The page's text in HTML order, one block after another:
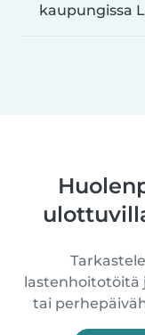
kaupungissa
lastenhoitotöitä
tai